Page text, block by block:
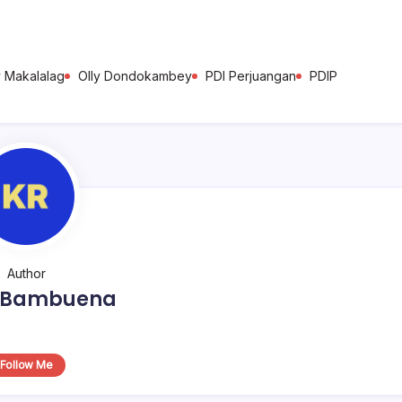
Olly Dondokambey PDI Perjuangan PDIP
Author
Follow Me